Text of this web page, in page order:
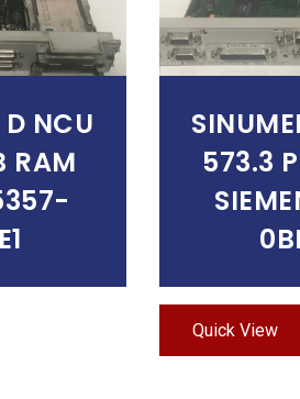
NCU
RAM
573.3
Quick View